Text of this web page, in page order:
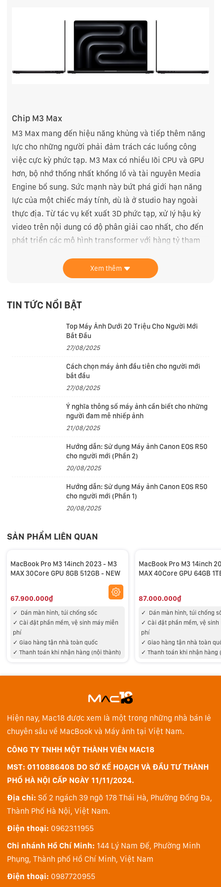
Chip M3 Max
M3 Max mang đến hiệu năng khủng và tiếp thêm năng
lực cho những người phải đảm trách các luồng công
việc cực kỳ phức tạp. M3 Max có nhiều lõi CPU và GPU
hơn, bộ nhớ thống nhất khổng lồ và tài nguyên Media
Engine bổ sung. Sức mạnh này bứt phá giới hạn năng
lực của một chiếc máy tính, dù là ở studio hay ngoài
thực địa. Từ tác vụ kết xuất 3D phức tạp, xử lý hậu kỳ
video trên nội dung có độ phân giải cao nhất, cho đến
phát triển các mô hình transformer với hàng tỷ tham
Và đột phá lớn nhất từng có trong lĩnh vực đồ họa trên
chip tốc độ cao để tăng đáng kể mức sử dụng GPU
trung bình, qua đó tăng mạnh hiệu năng để đáp ứng
Công nghệ dò tia tốc độ cao bằng phần cứng
Lần đầu tiên, MacBook Pro trang bị công nghệ dò tia
họa mới, máy hỗ trợ các ứng dụng chuyên nghiệp
giúp các trò chơi hiển thị vùng tối và phản chiếu chân
thực hơn.
Màn hình tốt nhất
Extreme Dynamic Range (XDR) mang lại những vùng
ngạc và màu sắc rực rỡ chân thực hơn bao giờ hết.
Được hiệu chỉnh tại nhà máy, mỗi màn hình Liquid
Retina XDR đều có ProMotion và các chế độ tham chiếu
chuyên nghiệp.
Xem thêm
TIN TỨC NỔI BẬT
Top Máy Ảnh Dưới 20 Triệu Cho Người Mới
Bắt Đầu
27/08/2025
Cách chọn máy ảnh đầu tiên cho người mới
bắt đầu
27/08/2025
Ý nghĩa thông số máy ảnh cần biết cho những
người đam mê nhiếp ảnh
21/08/2025
Hướng dẫn: Sử dụng Máy ảnh Canon EOS R50
cho người mới (Phần 2)
20/08/2025
Hướng dẫn: Sử dụng Máy ảnh Canon EOS R50
cho người mới (Phần 1)
20/08/2025
SẢN PHẨM LIÊN QUAN
MacBook Pro M3 14inch 2023 - M3
MAX 30Core GPU 8GB 512GB - NEW
67.900.000₫
✓ Dán màn hình, túi chống sốc
✓ Cài đặt phần mềm, vệ sinh máy miễn
phí
✓ Giao hàng tận nhà toàn quốc
✓ Thanh toán khi nhận hàng (nội thành)
MacBook Pro M3 14inch
MAX 40Core GPU 64GB
87.000.000₫
✓ Dán màn hình, túi chống
✓Cài đặt phần mềm, vệ sinh
phí
✓Giao hàng tận nhà toàn
✓Thanh toán khi nhận hàng
Hiện nay, Mac18 được xem là một trong những nhà bán lẻ
chuyên sâu về MacBook và Máy ảnh tại Việt Nam.
CÔNG TY TNHH MỘT THÀNH VIÊN MAC18
MST: 0110886408 DO SỞ KẾ HOẠCH VÀ ĐẦU TƯ THÀNH
PHỐ HÀ NỘI CẤP NGÀY 11/11/2024.
Địa chỉ: Số 2 ngách 39 ngõ 178 Thái Hà, Phường Đống Đa,
Thành Phố Hà Nội, Việt Nam.
Điện thoại: 0962311955
Chi nhánh Hồ Chí Minh: 144 Lý Nam Đế, Phường Minh
Phụng, Thành phố Hồ Chí Minh, Việt Nam
Điện thoại: 0987720955